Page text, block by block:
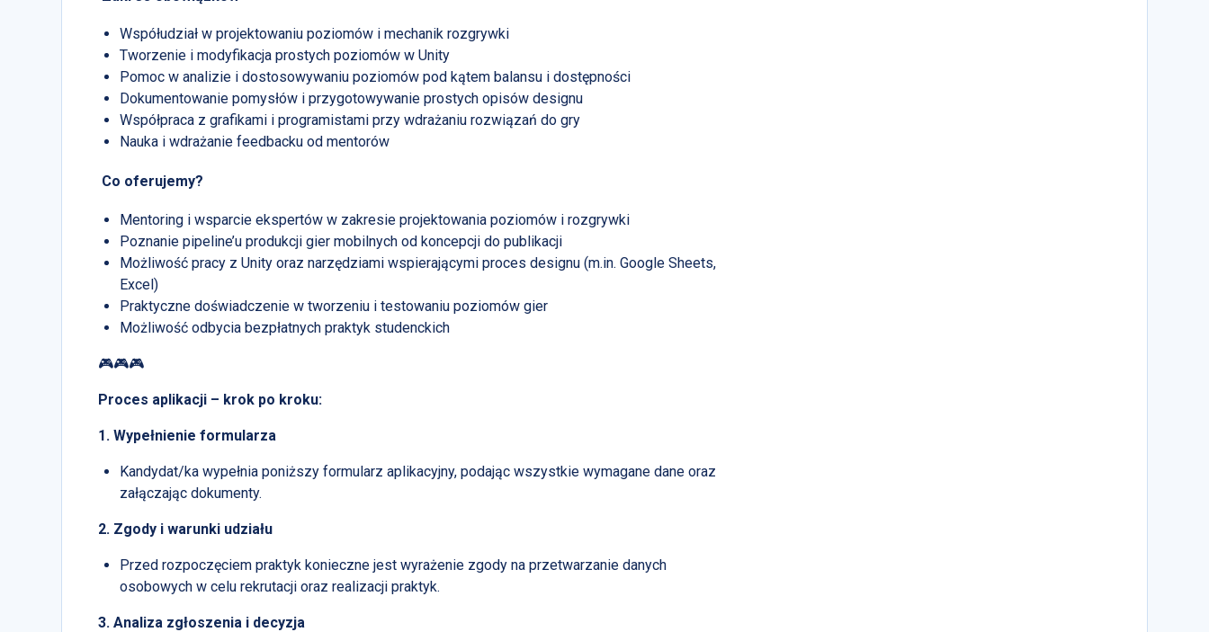
Współudział w projektowaniu poziomów i mechanik rozgrywki
Tworzenie i modyfikacja prostych poziomów w Unity
Pomoc w analizie i dostosowywaniu poziomów pod kątem balansu i dostępności
Dokumentowanie pomysłów i przygotowywanie prostych opisów designu
Współpraca z grafikami i programistami przy wdrażaniu rozwiązań do gry
Nauka i wdrażanie feedbacku od mentorów
Co oferujemy?
Mentoring i wsparcie ekspertów w zakresie projektowania poziomów i rozgrywki
Poznanie pipeline’u produkcji gier mobilnych od koncepcji do publikacji
Możliwość pracy z Unity oraz narzędziami wspierającymi proces designu (m.in. Google Sheets,
Excel)
Praktyczne doświadczenie w tworzeniu i testowaniu poziomów gier
Możliwość odbycia bezpłatnych praktyk studenckich
🎮🎮🎮
Proces aplikacji – krok po kroku:
1. Wypełnienie formularza
Kandydat/ka wypełnia poniższy formularz aplikacyjny, podając wszystkie wymagane dane oraz
załączając dokumenty.
2. Zgody i warunki udziału
Przed rozpoczęciem praktyk konieczne jest wyrażenie zgody na przetwarzanie danych
osobowych w celu rekrutacji oraz realizacji praktyk.
3. Analiza zgłoszenia i decyzja